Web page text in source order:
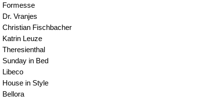
Formesse
Dr. Vranjes
Christian Fischbacher
Katrin Leuze
Theresienthal
Sunday in Bed
Libeco
House in Style
Bellora